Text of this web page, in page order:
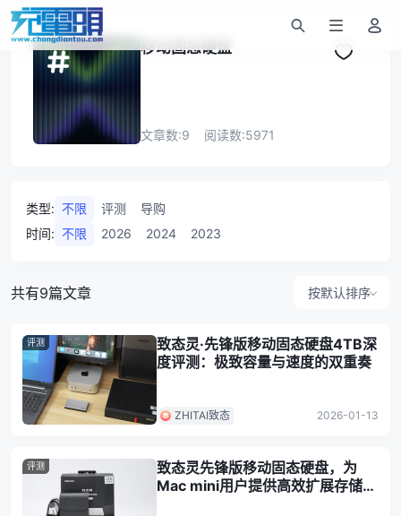
移动固态硬盘
文章数:9 阅读数:5971
类型: 不限 评测
导购
时间: 不限 2026 2024 2023
共有9篇文章 按默认排序
评测
致态灵·先锋版移动固态硬盘4TB深
度评测：极致容量与速度的双重奏
ZHITAI致态 2026-01-13
评测
致态灵先锋版移动固态硬盘，为
Mac mini用户提供高效扩展存储方